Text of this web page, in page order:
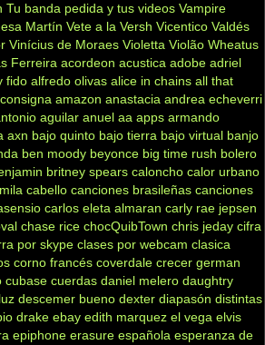
Tu banda pedida y tus videos Vampire
Martín Vete a la Versh Vicentico Valdés
Vinícius de Moraes Violetta Violão Wheatus
Ferreira acordeon acustica adobe adriel
fido alfredo olivas alice in chains all that
amazon anastacia andrea echeverri
aguilar anuel aa apps armando
axn bajo quinto bajo tierra bajo virtual banjo
ben moody beyonce big time rush bolero
britney spears caloncho calor urbano
cabello canciones brasileñas canciones
carlos eleta almaran carly rae jepsen
chase rice chocQuibTown chris jeday cifra
por skype clases por webcam clasica
corno francés coverdale crecer german
cubase cuerdas daniel melero daughtry
descemer bueno dexter diapasón distintas
drake ebay edith marquez el vega elvis
epiphone erasure española esperanza de